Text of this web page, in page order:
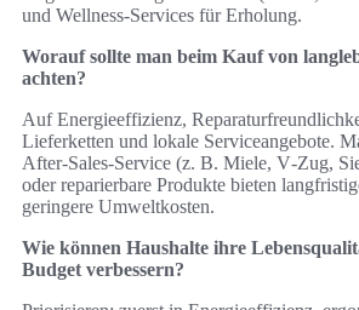
und Wellness‑Services für Erholung.
Worauf sollte man beim Kauf von
achten?
Auf Energieeffizienz,
Lieferketten und lokale Serviceangebote.
After‑Sales-Service (z. B. Miele, V‑Zug,
oder reparierbare Produkte bieten
geringere Umweltkosten.
Wie können Haushalte ihre
Budget verbessern?